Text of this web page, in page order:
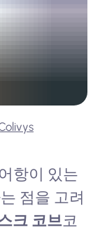
항이 있는
점을 고려
크 코브코